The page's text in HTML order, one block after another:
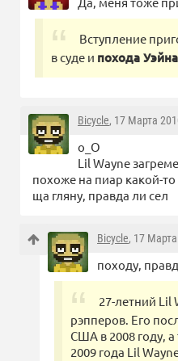
Вступление
в суде и похода
Bicycle, 17 Марта
о_О
Lil Wayne
похоже на пиар какой-то
ща гляну, правда ли сел
Bicycle, 17
походу,
27-летний Lil
рэпперов. Его
США в 2008 году,
2009 года Lil